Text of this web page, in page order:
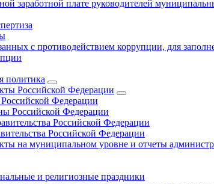
заработной плате руководителей
с противодействием коррупции, для
политика
Российской Федерации
Федерации
Российской Федерации
Российской Федерации
Российской Федерации
на муниципальном уровне и отчеты
и религиозные праздники